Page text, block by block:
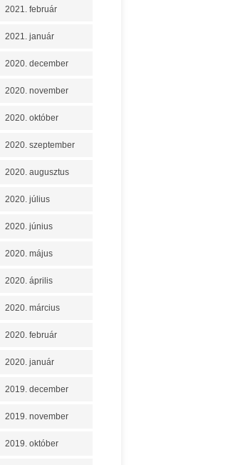
2021. február
2021. január
2020. december
2020. november
2020. október
2020. szeptember
2020. augusztus
2020. július
2020. június
2020. május
2020. április
2020. március
2020. február
2020. január
2019. december
2019. november
2019. október